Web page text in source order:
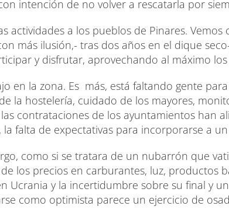
intención de no volver a rescatarla por
actividades a los pueblos de Pinares.
más ilusión,- tras dos años en el dique
y disfrutar, aprovechando al máximo
en la zona. Es más, está faltando gente
la hostelería, cuidado de los mayores,
contrataciones de los ayuntamientos han
la falta de expectativas para incorporarse a
como si se tratara de un nubarrón que
los precios en carburantes, luz, productos
Ucrania y la incertidumbre sobre su final y
como optimista parece un ejercicio de